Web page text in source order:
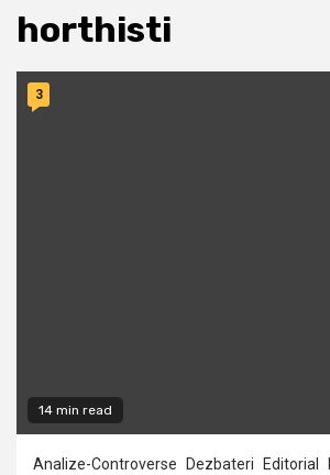
horthisti
14 min read
3
Analize-Controverse Dezbateri Editorial